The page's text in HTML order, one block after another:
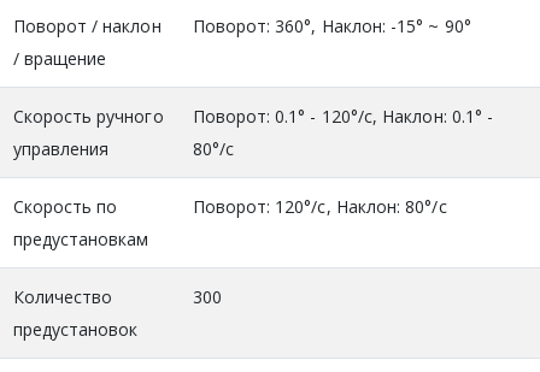
Поворот / наклон
/ вращение
Поворот: 360°, Наклон: -15° ~ 90°
Скорость ручного
управления
Поворот: 0.1° - 120°/с, Наклон: 0.1° -
80°/с
Скорость по
предустановкам
Поворот: 120°/с, Наклон: 80°/с
Количество
предустановок
300